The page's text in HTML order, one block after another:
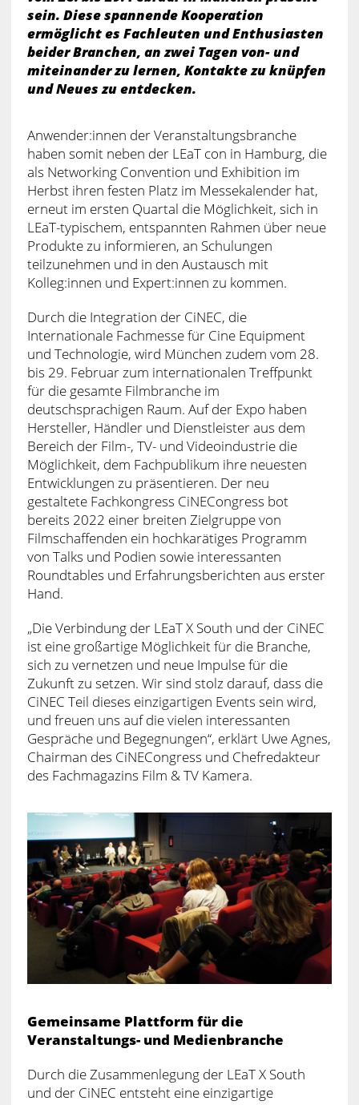
sein. Diese spannende Kooperation
ermöglicht es Fachleuten und Enthusiasten
beider Branchen, an zwei Tagen von- und
miteinander zu lernen, Kontakte zu knüpfen
und Neues zu entdecken.
Anwender:innen der Veranstaltungsbranche
haben somit neben der LEaT con in Hamburg, die
als Networking Convention und Exhibition im
Herbst ihren festen Platz im Messekalender hat,
erneut im ersten Quartal die Möglichkeit, sich in
LEaT-typischem, entspannten Rahmen über neue
Produkte zu informieren, an Schulungen
teilzunehmen und in den Austausch mit
Kolleg:innen und Expert:innen zu kommen.
Durch die Integration der CiNEC, die
Internationale Fachmesse für Cine Equipment
und Technologie, wird München zudem vom 28.
bis 29. Februar zum internationalen Treffpunkt
für die gesamte Filmbranche im
deutschsprachigen Raum. Auf der Expo haben
Hersteller, Händler und Dienstleister aus dem
Bereich der Film-, TV- und Videoindustrie die
Möglichkeit, dem Fachpublikum ihre neuesten
Entwicklungen zu präsentieren. Der neu
gestaltete Fachkongress CiNECongress bot
bereits 2022 einer breiten Zielgruppe von
Filmschaffenden ein hochkarätiges Programm
von Talks und Podien sowie interessanten
Roundtables und Erfahrungsberichten aus erster
Hand.
„Die Verbindung der LEaT X South und der CiNEC
ist eine großartige Möglichkeit für die Branche,
sich zu vernetzen und neue Impulse für die
Zukunft zu setzen. Wir sind stolz darauf, dass die
CiNEC Teil dieses einzigartigen Events sein wird,
und freuen uns auf die vielen interessanten
Gespräche und Begegnungen“, erklärt Uwe Agnes,
Chairman des CiNECongress und Chefredakteur
des Fachmagazins Film & TV Kamera.
Gemeinsame Plattform für die
Veranstaltungs- und Medienbranche
Durch die Zusammenlegung der LEaT X South
und der CiNEC entsteht eine einzigartige